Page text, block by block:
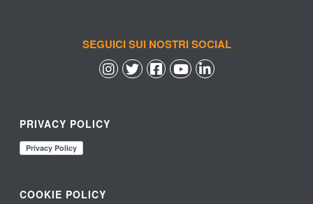
SEGUICI SUI NOSTRI SOCIAL
PRIVACY POLICY
COOKIE POLICY